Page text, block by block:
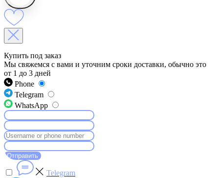
Купить под заказ
Мы свяжемся с вами и уточним сроки доставки, обычно это
от 1 до 3 дней
Phone
Telegram
WhatsApp
Отправить
Telegram